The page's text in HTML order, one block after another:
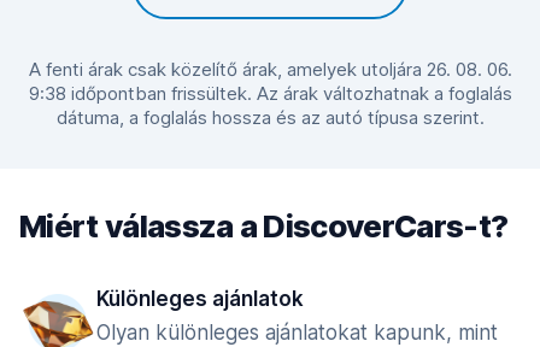
A fenti árak csak közelítő árak, amelyek utoljára 26. 08. 06.
9:38 időpontban frissültek. Az árak változhatnak a foglalás
dátuma, a foglalás hossza és az autó típusa szerint.
Miért válassza a DiscoverCars-t?
Különleges ajánlatok
Olyan különleges ajánlatokat kapunk, mint